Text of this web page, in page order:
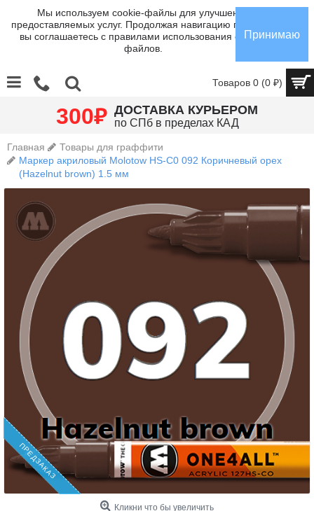
Мы используем cookie-файлы для улучшения
предоставляемых услуг. Продолжая навигацию по сайту,
вы соглашаетесь с правилами использования cookie-
файлов.
Принимаю
Товаров 0 (0 ₽)
300₽ ДОСТАВКА КУРЬЕРОМ
по СПб в пределах КАД
Главная
Товары для граффити
Маркер акриловый Molotow HS-C0 092 Коричневый орех
(Hazelnut brown) 1.5 мм
ПРЕДЗАКАЗ
Кликни что бы увеличить